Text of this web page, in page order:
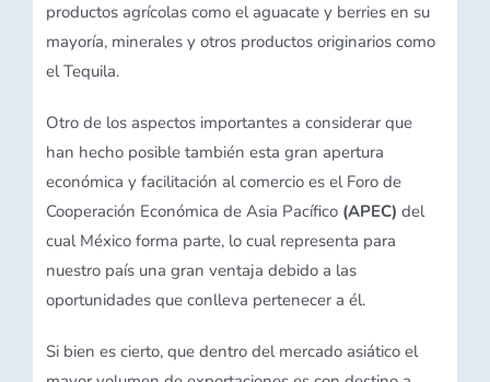
productos agrícolas como el aguacate y berries en su
mayoría, minerales y otros productos originarios como
el Tequila.
Otro de los aspectos importantes a considerar que
han hecho posible también esta gran apertura
económica y facilitación al comercio es el Foro de
Cooperación Económica de Asia Pacífico (APEC) del
cual México forma parte, lo cual representa para
nuestro país una gran ventaja debido a las
oportunidades que conlleva pertenecer a él.
Si bien es cierto, que dentro del mercado asiático el